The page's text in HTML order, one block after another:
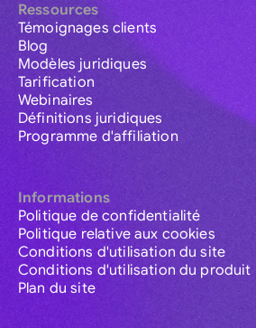
Ressources
Témoignages clients
Blog
Modèles juridiques
Tarification
Webinaires
Définitions juridiques
Programme d'affiliation
Informations
Politique de confidentialité
Politique relative aux cookies
Conditions d'utilisation du site
Conditions d'utilisation du produit
Plan du site